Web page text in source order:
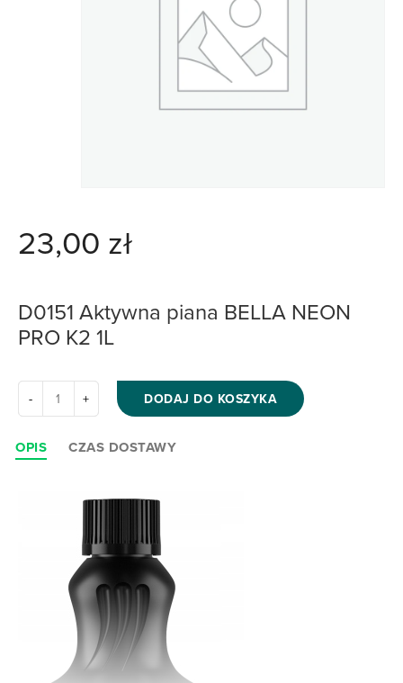
23,00 zł
D0151 Aktywna piana BELLA NEON
PRO K2 1L
DODAJ DO KOSZYKA
OPIS CZAS DOSTAWY